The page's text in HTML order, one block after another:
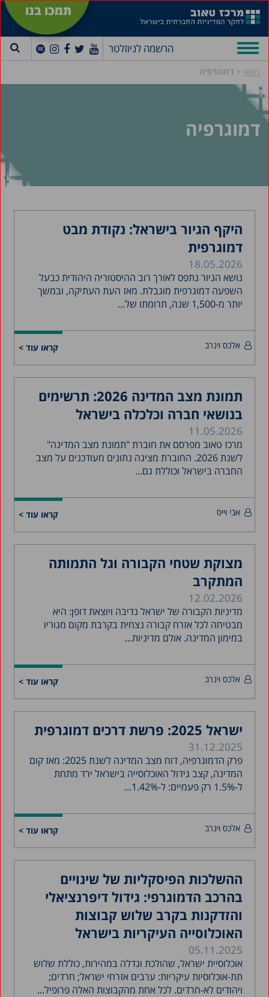
תמכו בנו
הרשמה לניוזלטר
ראשי » דמוגרפיה
דמוגרפיה
היקף הגיור בישראל: נקודת מבט
דמוגרפית
18.05.2026
נושא הגיור נתפס לאורך רוב ההיסטוריה היהודית כבעל
השפעה דמוגרפית מוגבלת. מאז העת העתיקה, ובמשך
יותר מ-1,500 שנה, תרומתו של...
קראו עוד > אלכס וינרב
תמונת מצב המדינה 2026: תרשימים
בנושאי חברה וכלכלה בישראל
11.05.2026
מרכז טאוב מפרסם את חוברת "תמונת מצב המדינה"
לשנת 2026. החוברת מציגה נתונים מעודכנים על מצב
החברה בישראל וכוללת גם...
קראו עוד > אבי וייס
מצוקת שטחי הקבורה וגל התמותה
המתקרב
12.02.2026
מדיניות הקבורה של ישראל נדיבה ויוצאת דופן: היא
מבטיחה לכל אזרח קבורה נצחית בקרבת מקום מגוריו
במימון המדינה. אולם מדיניות...
קראו עוד > אלכס וינרב
ישראל 2025: פרשת דרכים דמוגרפית
31.12.2025
פרק הדמוגרפיה, דוח מצב המדינה לשנת 2025: מאז קום
המדינה, קצב גידול האוכלוסייה בישראל ירד מתחת
ל-1.5% רק פעמיים: ל-1.42%...
קראו עוד > אלכס וינרב
ההשלכות הפיסקליות של שינויים
בהרכב הדמוגרפי: גידול דיפרנציאלי
והזדקנות בקרב שלוש קבוצות
האוכלוסייה העיקריות בישראל
05.11.2025
אוכלוסיית ישראל, שהולכת וגדלה במהירות, כוללת שלוש
תת-אוכלוסיות עיקריות: ערבים אזרחי ישראל; חרדים;
ויהודים לא-חרדים. לכל אחת מהקבוצות האלה פרופיל...